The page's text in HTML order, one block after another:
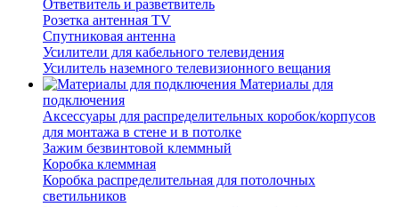
Ответвитель и разветвитель
Розетка антенная TV
Спутниковая антенна
Усилители для кабельного телевидения
Усилитель наземного телевизионного вещания
Материалы для
подключения
Аксессуары для распределительных коробок/корпусов
для монтажа в стене и в потолке
Зажим безвинтовой клеммный
Коробка клеммная
Коробка распределительная для потолочных
светильников